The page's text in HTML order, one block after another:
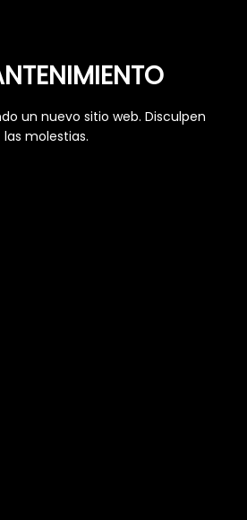
un nuevo sitio web. Disculpen
las molestias.